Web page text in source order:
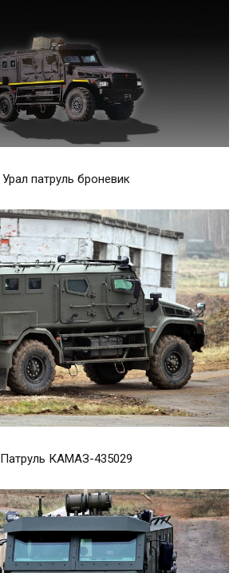
Урал патруль броневик
Патруль КАМАЗ-435029